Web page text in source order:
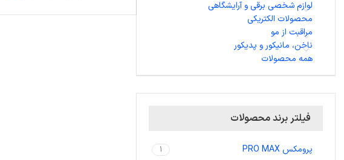
لوازم شخصی برقی و آرایشگاهی
محصولات الکتریکی
مراقبت از مو
ناخن، مانیکور و پدیکور
همه محصولات
فیلتر برند محصولات
پرومکس PRO MAX 1